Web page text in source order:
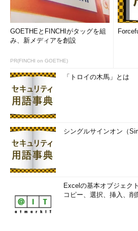
GOETHEとFINCHIがタッグを組
み、新メディアを創設
PR(FINCHI on GOETHE)
「トロイの木馬」とは
シングルサインオン（
Excelの基本オブジェク
コピー、選択、挿入、削